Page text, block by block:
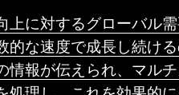
上に対するグローバル
的な速度で成長し続け
情報が伝えられ、マル